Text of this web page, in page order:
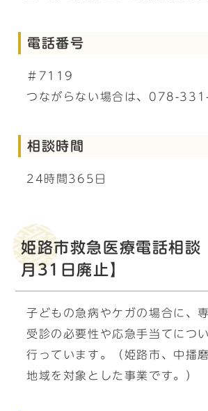
電話番号
＃7119
つながらない場合は、078-
相談時間
24時間365日
姫路市救急医療電話相
月31日廃止】
子どもの急病やケガの場合に、
受診の必要性や応急手当てにつ
行っています。（姫路市、中播
地域を対象とした事業です。）